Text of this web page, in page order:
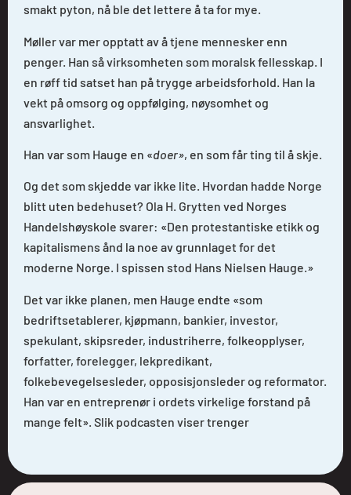
smakt pyton, nå ble det lettere å ta for mye.
Møller var mer opptatt av å tjene mennesker enn
penger. Han så virksomheten som moralsk fellesskap. I
en røff tid satset han på trygge arbeidsforhold. Han la
vekt på omsorg og oppfølging, nøysomhet og
ansvarlighet.
Han var som Hauge en «doer», en som får ting til å skje.
Og det som skjedde var ikke lite. Hvordan hadde Norge
blitt uten bedehuset? Ola H. Grytten ved Norges
Handelshøyskole svarer: «Den protestantiske etikk og
kapitalismens ånd la noe av grunnlaget for det
moderne Norge. I spissen stod Hans Nielsen Hauge.»
Det var ikke planen, men Hauge endte «som
bedriftsetablerer, kjøpmann, bankier, investor,
spekulant, skipsreder, industriherre, folkeopplyser,
forfatter, forelegger, lekpredikant,
folkebevegelsesleder, opposisjonsleder og reformator.
Han var en entreprenør i ordets virkelige forstand på
mange felt». Slik podcasten viser trenger